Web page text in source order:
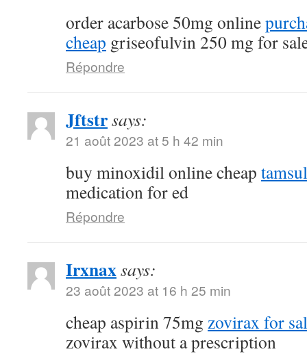
order acarbose 50mg online
cheap griseofulvin 250 mg for
Répondre
Jftstrsays:
21 août 2023 at 5 h 42 min
buy minoxidil online cheap
medication for ed
Répondre
Irxnaxsays:
23 août 2023 at 16 h 25 min
cheap aspirin 75mg zovirax for
zovirax without a prescription